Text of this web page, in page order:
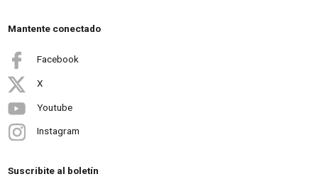
Mantente conectado
Facebook
X
Youtube
Instagram
Suscribite al boletín